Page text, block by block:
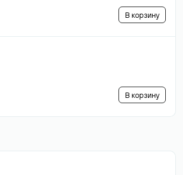
В корзину
В корзину